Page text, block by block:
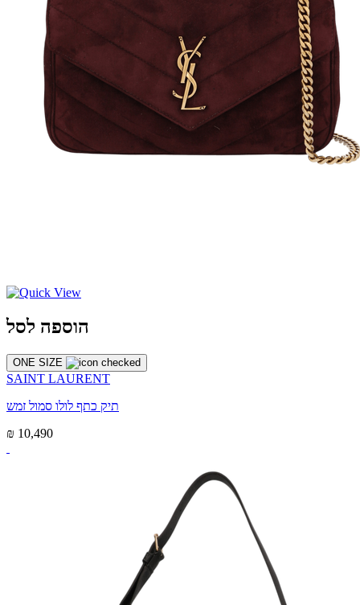
הוספה לסל
ONE SIZE
SAINT LAURENT
תיק כתף לולו סמול זמש
₪ 10,490